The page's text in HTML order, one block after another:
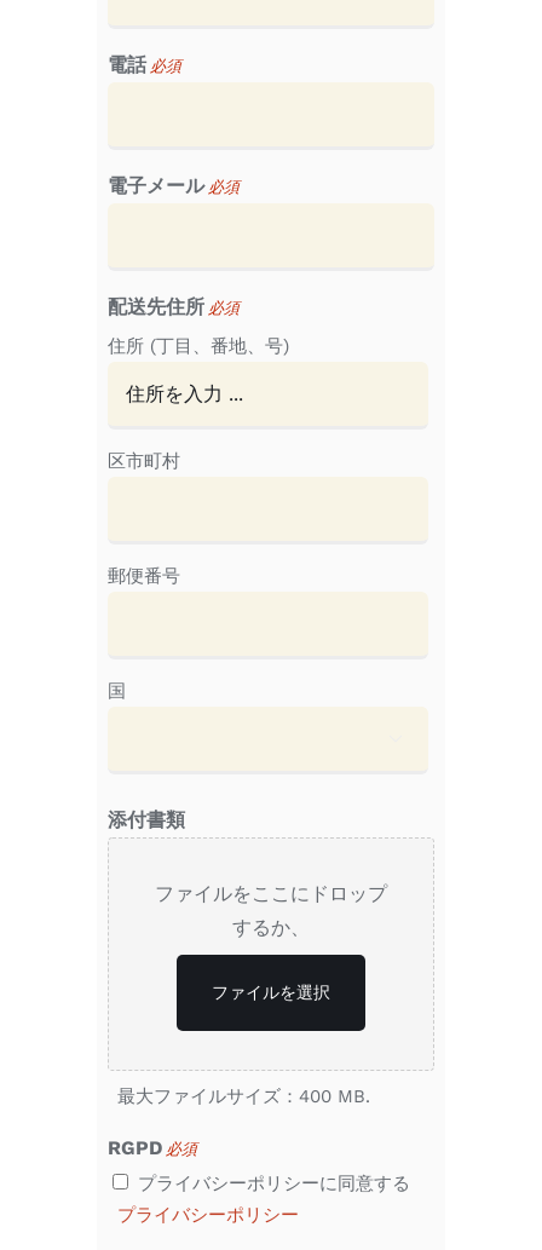
電話 必須
電子メール 必須
配送先住所 必須
住所 (丁目、番地、号)
区市町村
郵便番号
国
添付書類
ファイルをここにドロップ
するか、
ファイルを選択
最大ファイルサイズ：400 MB.
RGPD 必須
プライバシーポリシーに同意する
プライバシーポリシー